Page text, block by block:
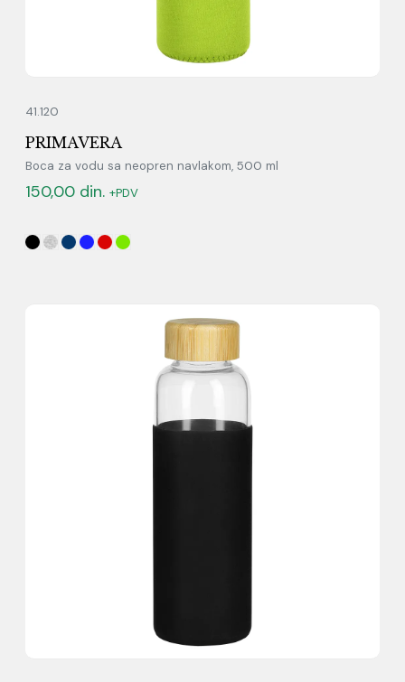
41.120
PRIMAVERA
Boca za vodu sa neopren navlakom, 500 ml
150,00 din. +PDV